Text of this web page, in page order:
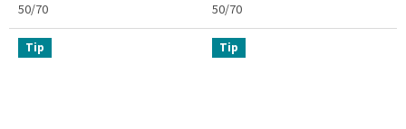
50/70
50/70
Tip Tip